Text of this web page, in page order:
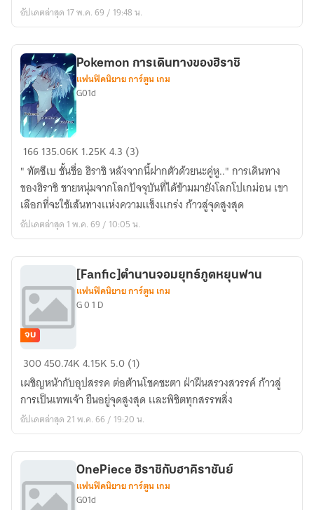
:
หยุ
นฟาน
อัปเดตล่าสุด 17 พ.ค. 69 / 19:48 น.
Pokemon
การ
เดิน
ทาง
ของ
ฮิ
Pokemon การเดินทางของฮิราชิ
แฟนฟิคนิยาย การ์ตูน เกม
G01d
166135.06K 1.25K4.3 (3)
" ทัตซึเบ ชั้นชื่อ ฮิราชิ หลังจากนี้ฝากตัวด้วยนะคู่หู.." การเดินทาง
ของฮิราชิ ชายหนุ่มจากโลกปัจจุบันที่ได้ข้ามมายังโลกโปเกม่อน เขา
เลือกที่จะใช้เส้นทางเเห่งความเเข็งเเกร่ง ก้าวสู่จุดสูงสุด
อัปเดตล่าสุด 1 พ.ค. 69 / 10:05 น.
[Fanfic]​
ตำนาน
จอม
ยุทธ์
ภูต
จบ
[Fanfic]​ตำนานจอมยุทธ์ภูตหยุนฟาน
แฟนฟิคนิยาย การ์ตูน เกม
G 0 1 D
300450.74K4.15K 5.0 (1)
เผชิญหน้ากับอุปสรรค ต่อต้านโชคชะตา ฝ่าฝืนสรวงสวรรค์ ก้าวสู่
การเป็นเทพเจ้า ยืนอยู่จุดสูงสุด เเละพิชิตทุกสรรพสิ่ง
อัปเดตล่าสุด 21 พ.ค. 66 / 19:20 น.
OnePiece ฮิราชิกับฮาคิราชันย์
แฟนฟิคนิยาย การ์ตูน เกม
G01d